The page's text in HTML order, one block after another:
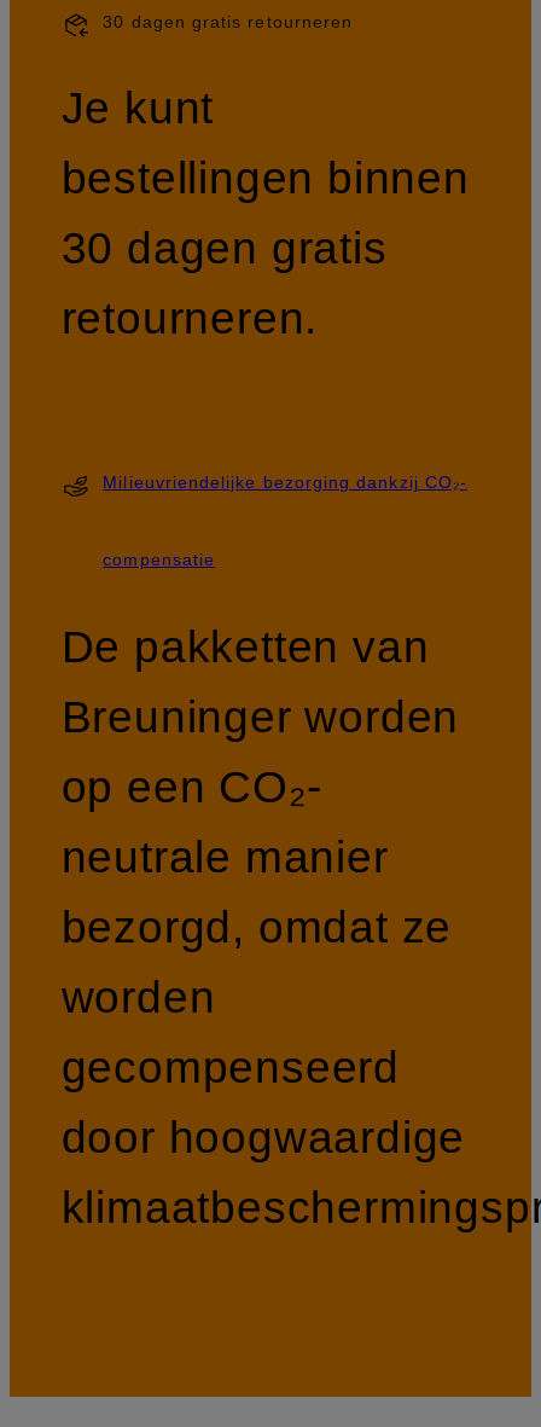
30 dagen gratis retourneren
Je kunt
bestellingen binnen
30 dagen gratis
retourneren.
Milieuvriendelijke bezorging dankzij CO₂-
compensatie
De pakketten van
Breuninger worden
op een CO₂-
neutrale manier
bezorgd, omdat ze
worden
gecompenseerd
door hoogwaardige